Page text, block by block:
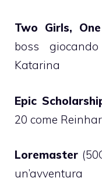
Two Girls,
boss
Katarina
Epic
20 come
Loremaster
un’avventura